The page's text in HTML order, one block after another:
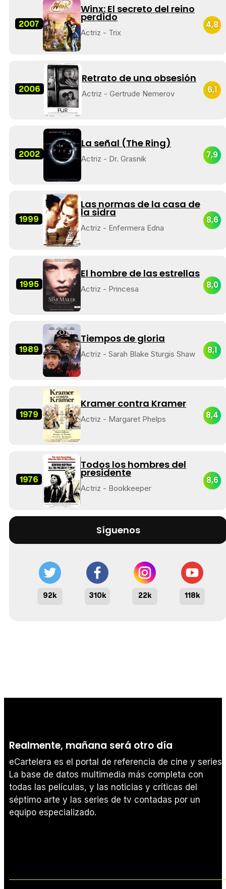
2007
Winx: El secreto del reino
perdido
Actriz - Trix
4,8
2006
Retrato de una obsesión
Actriz - Gertrude Nemerov 6,1
2002
La señal (The Ring)
Actriz - Dr. Grasnik 7,9
1999
Las normas de la casa de
la sidra
Actriz - Enfermera Edna
8,6
1995
El hombre de las estrellas
Actriz - Princesa 8,0
1989
Tiempos de gloria
Actriz - Sarah Blake Sturgis Shaw 8,1
1979
Kramer contra Kramer
Actriz - Margaret Phelps 8,4
1976
Todos los hombres del
presidente
Actriz - Bookkeeper
8,6
Síguenos
92k 310k 22k 118k
Realmente, mañana será otro día
eCartelera es el portal de referencia de cine y series.
La base de datos multimedia más completa con
todas las películas, y las noticias y críticas del
séptimo arte y las series de tv contadas por un
equipo especializado.